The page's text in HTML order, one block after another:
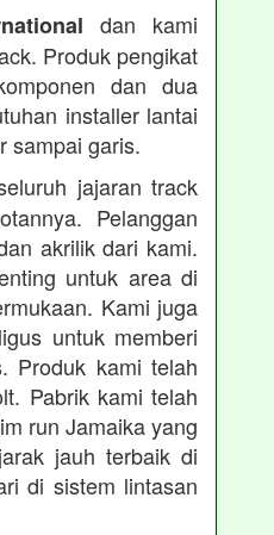
dan kami
Produk pengikat
dan dua
installer lantai
sampai garis.
jajaran track
Pelanggan
akrilik dari kami.
untuk area di
Kami juga
untuk memberi
Produk kami telah
Pabrik kami telah
run Jamaika yang
jauh terbaik di
di sistem lintasan